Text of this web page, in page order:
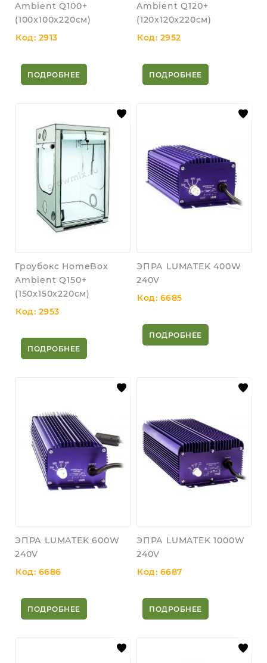
Ambient Q100+
(100x100x220см)
Код: 2913
ПОДРОБНЕЕ
Ambient Q120+
(120x120x220см)
Код: 2952
ПОДРОБНЕЕ
Гроубокс HomeBox
Ambient Q150+
(150x150x220см)
Код: 2953
ПОДРОБНЕЕ
ЭПРА LUMATEK 400W
240V
Код: 6685
ПОДРОБНЕЕ
ЭПРА LUMATEK 600W
240V
Код: 6686
ПОДРОБНЕЕ
ЭПРА LUMATEK 1000W
240V
Код: 6687
ПОДРОБНЕЕ